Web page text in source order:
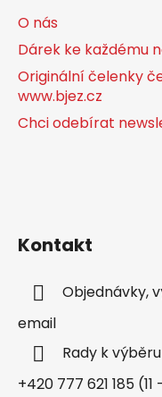
O nás
Dárek ke každému
Originální čelenky
www.bjez.cz
Chci odebírat
Kontakt
Objednávky,
email
Rady k
+420 777 621 185 (11